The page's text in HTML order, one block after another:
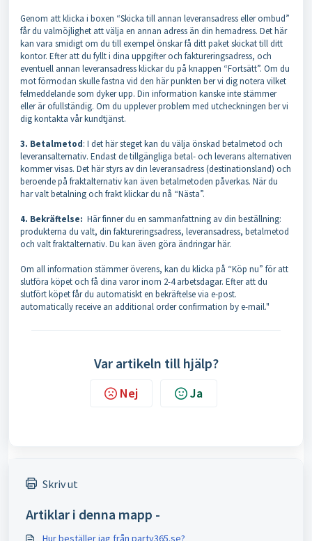
Genom att klicka i boxen “Skicka till annan leveransadress eller ombud”
får du valmöjlighet att välja en annan adress än din hemadress. Det här
kan vara smidigt om du till exempel önskar få ditt paket skickat till ditt
kontor. Efter att du fyllt i dina uppgifter och faktureringsadress, och
eventuell annan leveransadress klickar du på knappen “Fortsätt”. Om du
mot förmodan skulle fastna vid den här punkten ber vi dig notera vilket
felmeddelande som dyker upp. Din information kanske inte stämmer
eller är ofullständig. Om du upplever problem med utcheckningen ber vi
dig kontakta vår kundtjänst.
3. Betalmetod: I det här steget kan du välja önskad betalmetod och
leveransalternativ. Endast de tillgängliga betal- och leverans alternativen
kommer visas. Det här styrs av din leveransadress (destinationsland) och
beroende på fraktalternativ kan även betalmetoden påverkas. När du
har valt betalning och frakt klickar du nå “Nästa”.
4. Bekräftelse: Här finner du en sammanfattning av din beställning:
produkterna du valt, din faktureringsadress, leveransadress, betalmetod
och valt fraktalternativ. Du kan även göra ändringar här.
Om all information stämmer överens, kan du klicka på “Köp nu” för att
slutföra köpet och få dina varor inom 2-4 arbetsdagar. Efter att du
slutfört köpet får du automatiskt en bekräftelse via e-post.
automatically receive an additional order confirmation by e-mail."
Var artikeln till hjälp?
Nej Ja
Skriv ut
Artiklar i denna mapp -
Hur beställer jag från party365.se?